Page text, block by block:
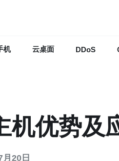
机 云桌面 DDoS
机优势及
20日